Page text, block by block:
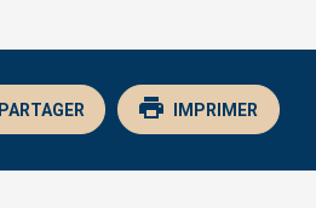
PARTAGER IMPRIMER